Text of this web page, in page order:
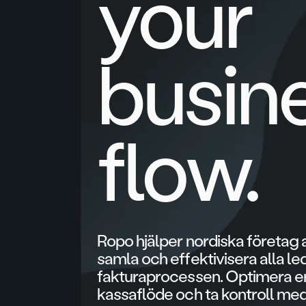
flow.
Ropo hjälper nordiska företag
samla och effektivisera alla
fakturaprocessen. Optimera
kassaflöde och ta kontroll